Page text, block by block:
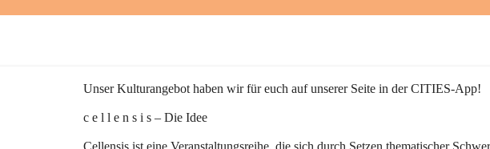
Unser Kulturangebot haben wir für euch auf unserer Seite in der CITIES-App!
c e l l e n s i s – Die Idee
Cellensis ist eine Veranstaltungsreihe, die sich durch Setzen thematischer